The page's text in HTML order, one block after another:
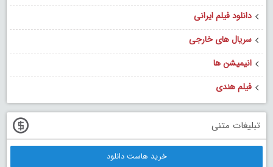
دانلود فیلم ایرانی
سریال های خارجی
انیمیشن ها
فیلم هندی
تبلیغات متنی
خرید هاست دانلود